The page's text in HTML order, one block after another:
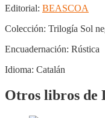
Editorial: BEASCOA
Colección: Trilogía Sol
Encuadernación: Rústica
Idioma: Catalán
Otros libros de